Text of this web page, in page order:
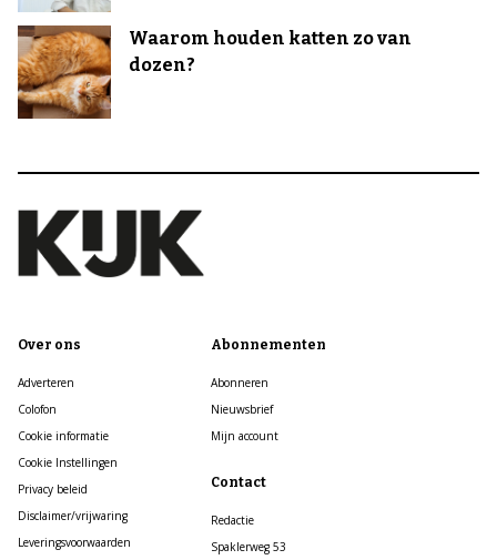
Waarom houden katten zo van
dozen?
Over ons
Adverteren
Colofon
Cookie informatie
Cookie Instellingen
Privacy beleid
Disclaimer/vrijwaring
Leveringsvoorwaarden
Abonnementen
Abonneren
Nieuwsbrief
Mijn account
Contact
Redactie
Spaklerweg 53